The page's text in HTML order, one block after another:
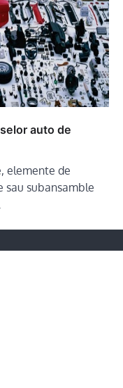
auto de
elemente de
sau subansamble